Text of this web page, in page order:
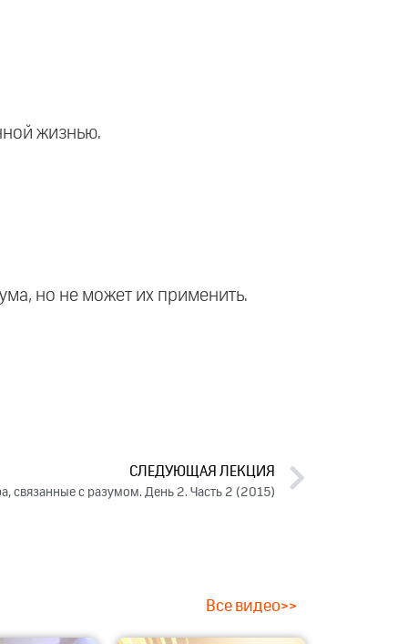
жизнью.
но не может их применить.
СЛЕДУЮЩАЯ ЛЕКЦИЯ
связанные с разумом. День 2. Часть 2 (2015)
Все видео>>